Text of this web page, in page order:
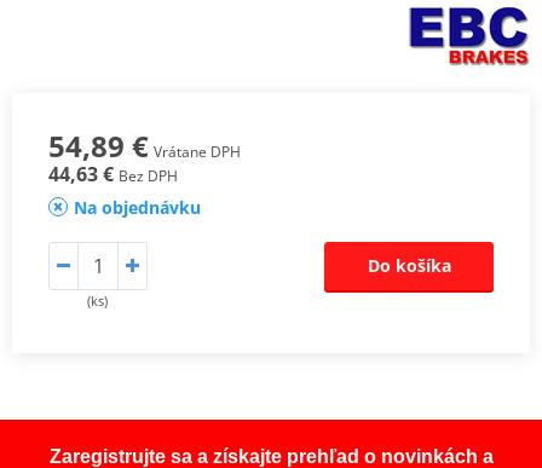
54,89 € Vrátane DPH
44,63 € Bez DPH
Na objednávku
(ks)
Do košíka
Zaregistrujte sa a získajte prehľad o novinkách a